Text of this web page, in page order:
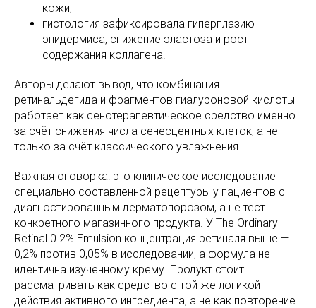
кожи;
гистология зафиксировала гиперплазию
эпидермиса, снижение эластоза и рост
содержания коллагена.
Авторы делают вывод, что комбинация
ретинальдегида и фрагментов гиалуроновой кислоты
работает как сенотерапевтическое средство именно
за счёт снижения числа сенесцентных клеток, а не
только за счёт классического увлажнения.
Важная оговорка: это клиническое исследование
специально составленной рецептуры у пациентов с
диагностированным дерматопорозом, а не тест
конкретного магазинного продукта. У The Ordinary
Retinal 0.2% Emulsion концентрация ретиналя выше —
0,2% против 0,05% в исследовании, а формула не
идентична изученному крему. Продукт стоит
рассматривать как средство с той же логикой
действия активного ингредиента, а не как повторение